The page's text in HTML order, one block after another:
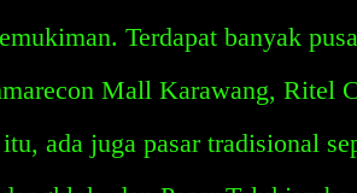
Terdapat banyak
Mall Karawang, Ritel
ada juga pasar tradisional